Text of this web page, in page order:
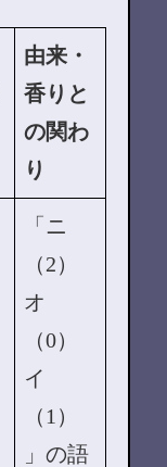
由来・
香りと
の関わ
り
「ニ
（2）
オ
（0）
イ
（1）
」の語